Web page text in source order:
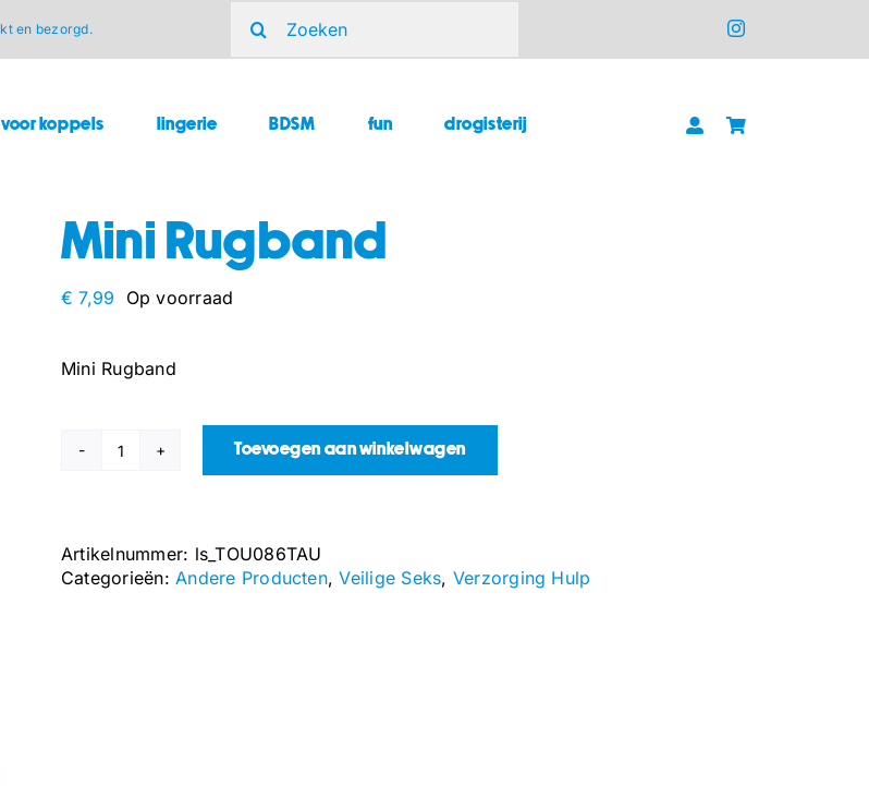
en bezorgd.
naar:
voor koppels lingerie BDSM fun drogisterij
Mini Rugband
€ 7,99 Op voorraad
Mini Rugband
Mini
Toevoegen aan winkelwagen
Artikelnummer: ls_TOU086TAU
Categorieën:Andere Producten,Veilige Seks, Verzorging Hulp